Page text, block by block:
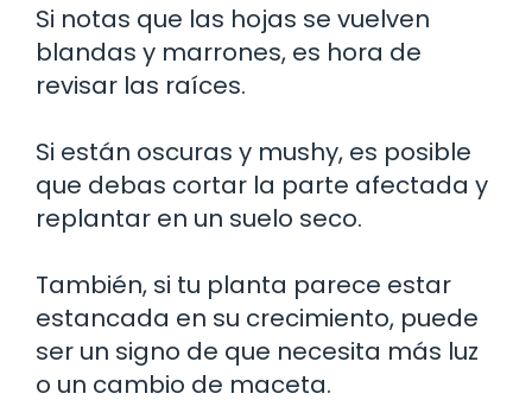
Si notas que las hojas se vuelven
blandas y marrones, es hora de
revisar las raíces.
Si están oscuras y mushy, es posible
que debas cortar la parte afectada y
replantar en un suelo seco.
También, si tu planta parece estar
estancada en su crecimiento, puede
ser un signo de que necesita más luz
o un cambio de maceta.